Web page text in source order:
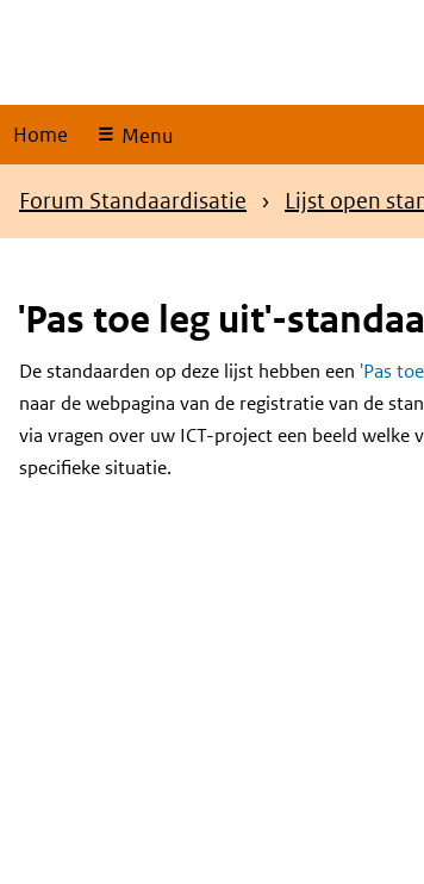
Home Menu
Kruimelpad
Forum Standaardisatie Lijst open
'Pas toe leg uit'-
Content
De standaarden op deze lijst hebben een 'Pas
naar de webpagina van de registratie van de
via vragen over uw ICT-project een beeld
specifieke situatie.